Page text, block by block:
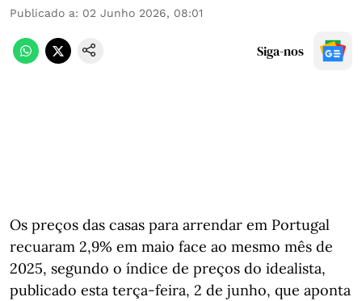
Publicado a: 02 Junho 2026, 08:01
Siga-nos
Os preços das casas para arrendar em Portugal
recuaram 2,9% em maio face ao mesmo mês de
2025, segundo o índice de preços do idealista,
publicado esta terça-feira, 2 de junho, que aponta